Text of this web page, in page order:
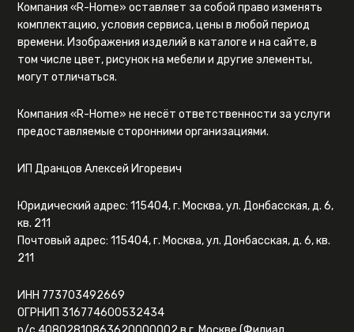
Компания «R-Home» оставляет за собой право изменять
комплектацию, условия сервиса, цены в любой период
времени. Изображения изделий в каталоге и на сайте, в
том числе цвет, рисунок на мебели и другие элементы,
могут отличаться.
Компания «R-Home» не несёт ответственности за услуги
предоставляемые сторонними организациями.
ИП Дранцов Алексей Игоревич
Юридический адрес: 115404, г. Москва, ул. Донбасская, д. 6,
кв. 211
Почтовый адрес: 115404, г. Москва, ул. Донбасская, д. 6, кв.
211
ИНН 773703492669
ОГРНИП 316774600532434